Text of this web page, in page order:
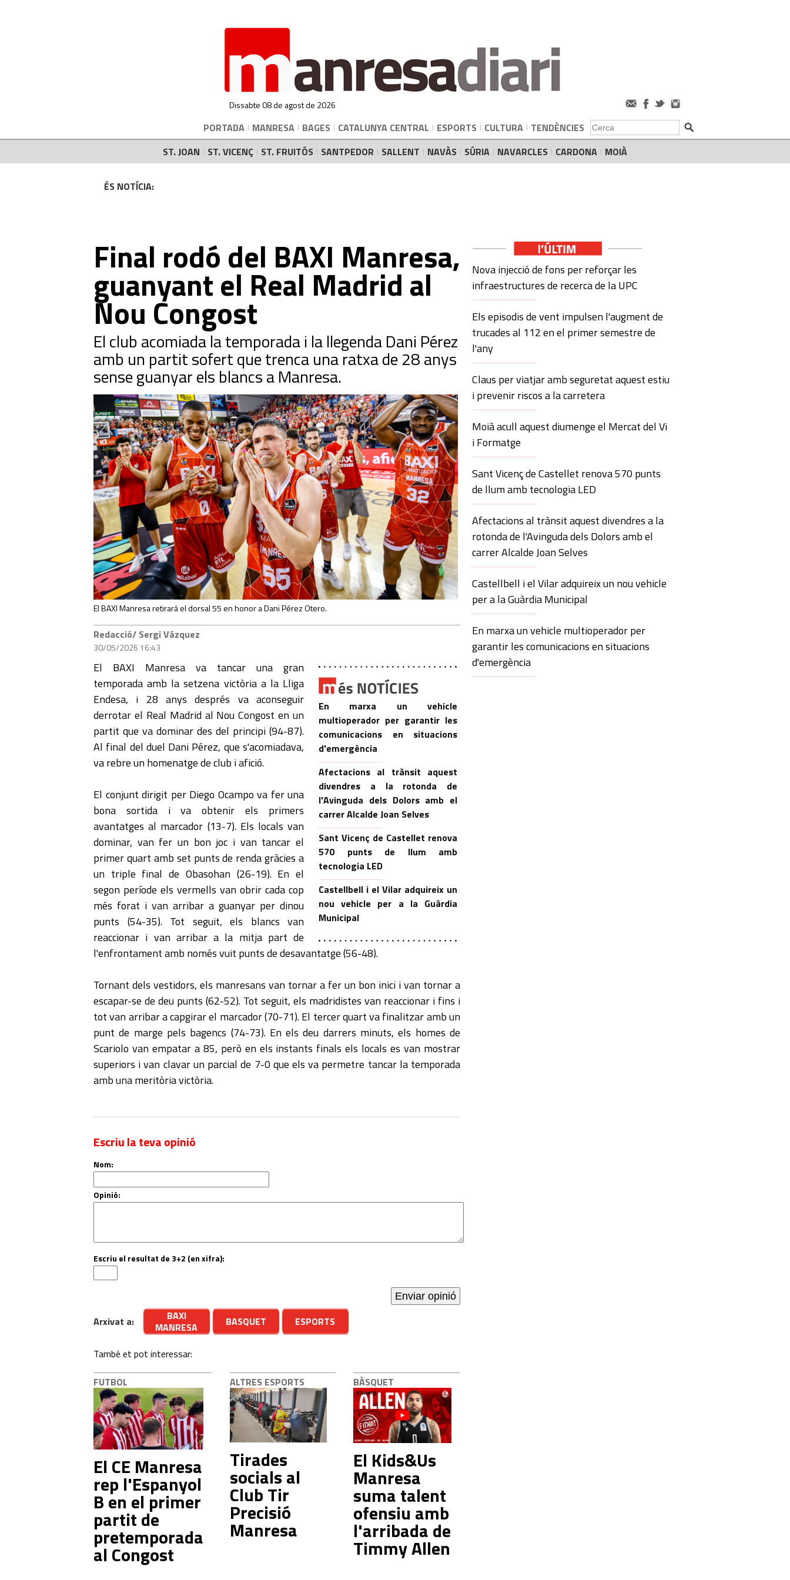
Dissabte 08 de agost de 2026
PORTADA MANRESA BAGES CATALUNYA CENTRAL ESPORTS CULTURA TENDÈNCIES
ST. JOAN
ST. VICENÇ ST. FRUITÓS SANTPEDOR SALLENT NAVÀS SÚRIA NAVARCLES CARDONA MOIÀ
ÉS NOTÍCIA:
Final rodó del BAXI Manresa,
guanyant el Real Madrid al
Nou Congost
El club acomiada la temporada i la llegenda Dani Pérez
amb un partit sofert que trenca una ratxa de 28 anys
sense guanyar els blancs a Manresa.
El BAXI Manresa retirará el dorsal 55 en honor a Dani Pérez Otero.
Redacció/ Sergi Vázquez
30/05/2026 16:43
En marxa un vehicle
multioperador per garantir les
comunicacions en situacions
d'emergència
Afectacions al trànsit aquest
divendres a la rotonda de
l'Avinguda dels Dolors amb el
carrer Alcalde Joan Selves
Sant Vicenç de Castellet renova
570 punts de llum amb
tecnologia LED
Castellbell i el Vilar adquireix un
nou vehicle per a la Guàrdia
Municipal
El BAXI Manresa va tancar una gran
temporada amb la setzena victòria a la Lliga
Endesa, i 28 anys després va aconseguir
derrotar el Real Madrid al Nou Congost en un
partit que va dominar des del principi (94-87).
Al final del duel Dani Pérez, que s'acomiadava,
va rebre un homenatge de club i afició.
El conjunt dirigit per Diego Ocampo va fer una
bona sortida i va obtenir els primers
avantatges al marcador (13-7). Els locals van
dominar, van fer un bon joc i van tancar el
primer quart amb set punts de renda gràcies a
un triple final de Obasohan (26-19). En el
segon període els vermells van obrir cada cop
més forat i van arribar a guanyar per dinou
punts (54-35). Tot seguit, els blancs van
reaccionar i van arribar a la mitja part de
l'enfrontament amb només vuit punts de desavantatge (56-48).
Tornant dels vestidors, els manresans van tornar a fer un bon inici i van tornar a
escapar-se de deu punts (62-52). Tot seguit, els madridistes van reaccionar i fins i
tot van arribar a capgirar el marcador (70-71). El tercer quart va finalitzar amb un
punt de marge pels bagencs (74-73). En els deu darrers minuts, els homes de
Scariolo van empatar a 85, però en els instants finals els locals es van mostrar
superiors i van clavar un parcial de 7-0 que els va permetre tancar la temporada
amb una meritòria victòria.
Escriu la teva opinió
Nom:
Opinió:
Escriu el resultat de 3+2 (en xifra):
Arxivat a:
BAXI
MANRESA
BASQUET ESPORTS
També et pot interessar:
FUTBOL
El CE Manresa
rep l'Espanyol
B en el primer
partit de
pretemporada
al Congost
ALTRES ESPORTS
Tirades
socials al
Club Tir
Precisió
Manresa
BÀSQUET
El Kids&Us
Manresa
suma talent
ofensiu amb
l'arribada de
Timmy Allen
Nova injecció de fons per reforçar les
infraestructures de recerca de la UPC
Els episodis de vent impulsen l'augment de
trucades al 112 en el primer semestre de
l'any
Claus per viatjar amb seguretat aquest estiu
i prevenir riscos a la carretera
Moià acull aquest diumenge el Mercat del Vi
i Formatge
Sant Vicenç de Castellet renova 570 punts
de llum amb tecnologia LED
Afectacions al trànsit aquest divendres a la
rotonda de l'Avinguda dels Dolors amb el
carrer Alcalde Joan Selves
Castellbell i el Vilar adquireix un nou vehicle
per a la Guàrdia Municipal
En marxa un vehicle multioperador per
garantir les comunicacions en situacions
d'emergència